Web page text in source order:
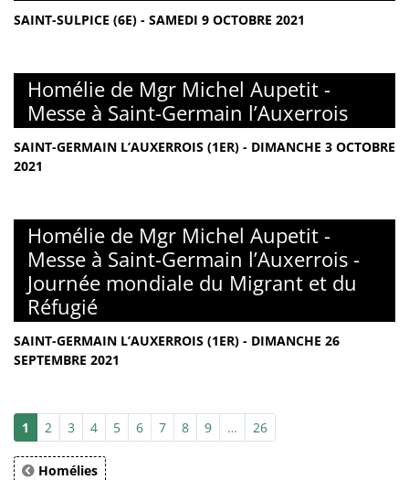
SAINT-SULPICE (6E) - SAMEDI 9 OCTOBRE 2021
Homélie de Mgr Michel Aupetit -
Messe à Saint-Germain l’Auxerrois
SAINT-GERMAIN L’AUXERROIS (1ER) - DIMANCHE 3 OCTOBRE
2021
Homélie de Mgr Michel Aupetit -
Messe à Saint-Germain l’Auxerrois -
Journée mondiale du Migrant et du
Réfugié
SAINT-GERMAIN L’AUXERROIS (1ER) - DIMANCHE 26
SEPTEMBRE 2021
1 2 3 4 5 6 7 8 9 … 26
Homélies